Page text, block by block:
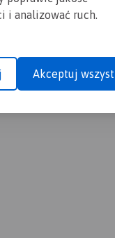
i analizować ruch.
Akceptuj